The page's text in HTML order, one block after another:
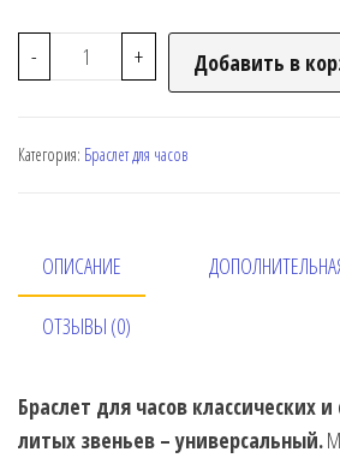
- + Добавить в
Категория: Браслет для часов
ОПИСАНИЕ
ОТЗЫВЫ (0)
Браслет для часов классических
литых звеньев – универсальный.